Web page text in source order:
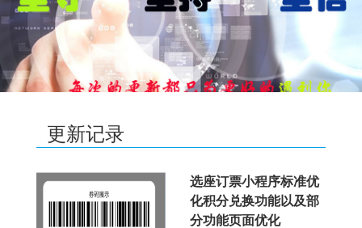
更新记录
选座订票小程序标准优
化积分兑换功能以及部
分功能页面优化